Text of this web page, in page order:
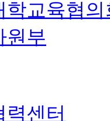
학교육협의
원부
센터